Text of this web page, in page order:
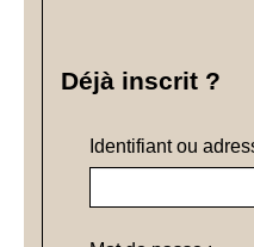
Déjà inscrit ?
Identifiant ou